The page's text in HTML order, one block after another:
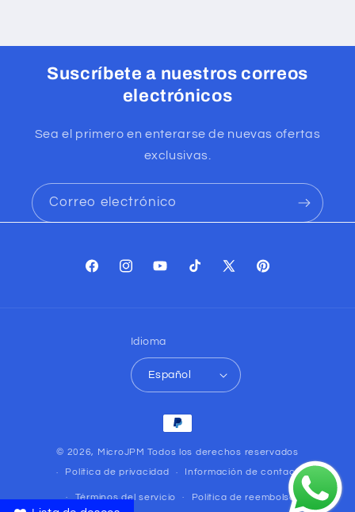
Suscríbete a nuestros correos
electrónicos
Sea el primero en enterarse de nuevas ofertas
exclusivas.
Correo electrónico
FacebookInstagramYouTubeTikTok
X
Pinterest
Idioma
Español
Formas
de
pago
© 2026, MicroJPM Todos los derechos reservados
Política de privacidad Información de contacto
Términos del servicio Política de reembolso